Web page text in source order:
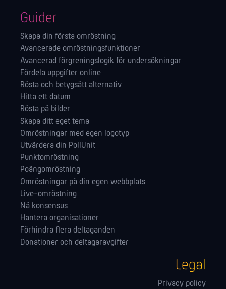
Guider
Skapa din första omröstning
Avancerade omröstningsfunktioner
Avancerad förgreningslogik för undersökningar
Fördela uppgifter online
Rösta och betygsätt alternativ
Hitta ett datum
Rösta på bilder
Skapa ditt eget tema
Omröstningar med egen logotyp
Utvärdera din PollUnit
Punktomröstning
Poängomröstning
Omröstningar på din egen webbplats
Live-omröstning
Nå konsensus
Hantera orga­nisationer
Förhindra flera deltaganden
Donationer och deltagaravgifter
Legal
Privacy policy